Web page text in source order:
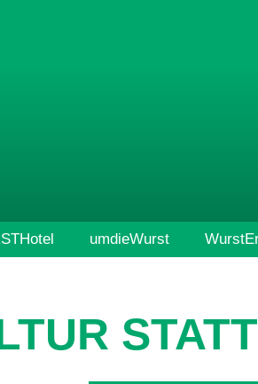
umdieWurst